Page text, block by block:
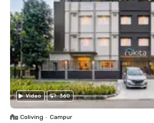
Video 360
Coliving • Campur